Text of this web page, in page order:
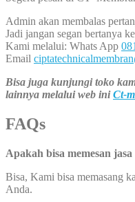
Admin akan membalas
Jadi jangan segan bertanya
Kami melalui: Whats App
Email
Bisa juga kunjungi toko
lainnya melalui web iniCt-
FAQs
Apakah bisa memesan jasa
Bisa, Kami bisa memasang
Anda.